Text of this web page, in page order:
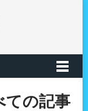
ての記事